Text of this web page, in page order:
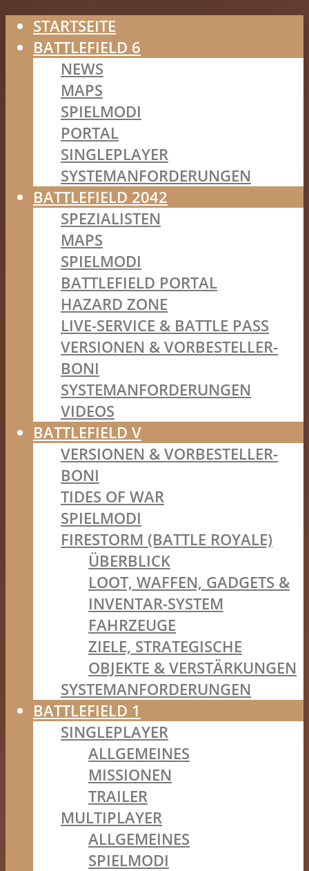
STARTSEITE
BATTLEFIELD 6
NEWS
MAPS
SPIELMODI
PORTAL
SINGLEPLAYER
SYSTEMANFORDERUNGEN
BATTLEFIELD 2042
SPEZIALISTEN
MAPS
SPIELMODI
BATTLEFIELD PORTAL
HAZARD ZONE
LIVE-SERVICE & BATTLE PASS
VERSIONEN & VORBESTELLER-
BONI
SYSTEMANFORDERUNGEN
VIDEOS
BATTLEFIELD V
VERSIONEN & VORBESTELLER-
BONI
TIDES OF WAR
SPIELMODI
FIRESTORM (BATTLE ROYALE)
ÜBERBLICK
LOOT, WAFFEN, GADGETS &
INVENTAR-SYSTEM
FAHRZEUGE
ZIELE, STRATEGISCHE
OBJEKTE & VERSTÄRKUNGEN
SYSTEMANFORDERUNGEN
BATTLEFIELD 1
SINGLEPLAYER
ALLGEMEINES
MISSIONEN
TRAILER
MULTIPLAYER
ALLGEMEINES
SPIELMODI